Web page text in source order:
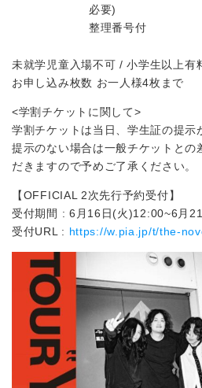
必要)
整理番号付
未就学児童入場不可 / 小学生以上有
お申し込み枚数 お一人様4枚まで
<学割チケットに関して>
学割チケットは当日、学生証の提示
提示のない場合は一般チケットとの
だきますので予めご了承ください。
【OFFICIAL 2次先行予約受付】
受付期間 : 6月16日(火)12:00~6月
受付URL : https://w.pia.jp/t/the-